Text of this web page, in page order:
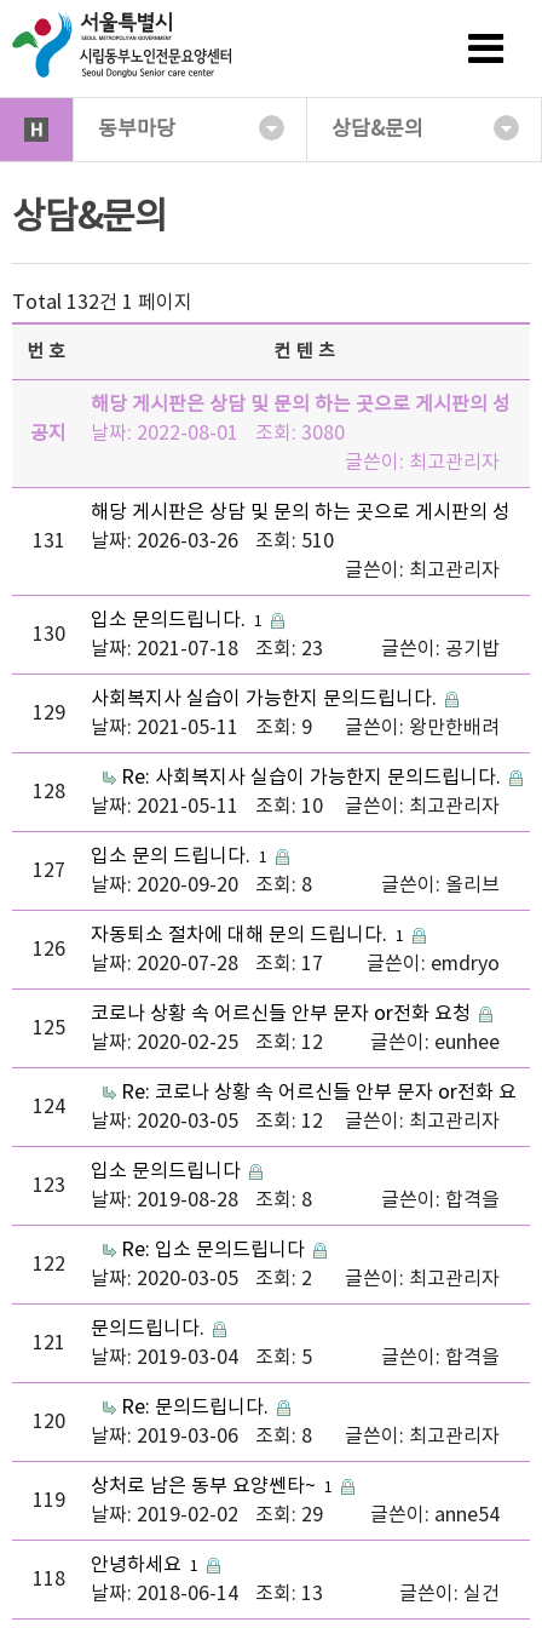
동부마당 상담&문의
상담&문의
Total 132건 1 페이지
번호 컨텐츠
공지
해당 게시판은 상담 및 문의 하는 곳으로 게시판의 성
격과 맞지 않는 글이 올라올 경우, 삭제 후 접근을 차
날짜: 2022-08-01
조회: 3080
글쓴이: 최고관리자
131
해당 게시판은 상담 및 문의 하는 곳으로 게시판의 성
격과 맞지 않는 글이 올라올 경우, 삭제 후 접근을 차
날짜: 2026-03-26
조회: 510
글쓴이: 최고관리자
130
입소 문의드립니다. 1
날짜: 2021-07-18 조회: 23 글쓴이: 공기밥
129
사회복지사 실습이 가능한지 문의드립니다.
날짜: 2021-05-11
조회: 9 글쓴이: 왕만한배려
128
Re: 사회복지사 실습이 가능한지 문의드립니다.
날짜: 2021-05-11
조회: 10 글쓴이: 최고관리자
127
입소 문의 드립니다. 1
날짜: 2020-09-20 조회: 8 글쓴이: 올리브
126
자동퇴소 절차에 대해 문의 드립니다. 1
날짜: 2020-07-28 조회: 17 글쓴이: emdryo
125
코로나 상황 속 어르신들 안부 문자 or전화 요청
날짜: 2020-02-25
조회: 12 글쓴이: eunhee
124
Re: 코로나 상황 속 어르신들 안부 문자 or전화 요
청
날짜: 2020-03-05 조회: 12 글쓴이: 최고관리자
123
입소 문의드립니다
날짜: 2019-08-28
조회: 8 글쓴이: 합격을
122
Re: 입소 문의드립니다
날짜: 2020-03-05
조회: 2 글쓴이: 최고관리자
121
문의드립니다.
날짜: 2019-03-04
조회: 5 글쓴이: 합격을
120
Re: 문의드립니다.
날짜: 2019-03-06
조회: 8 글쓴이: 최고관리자
119
상처로 남은 동부 요양쎈타~ 1
날짜: 2019-02-02 조회: 29 글쓴이: anne54
118
안녕하세요 1
날짜: 2018-06-14 조회: 13 글쓴이: 실건